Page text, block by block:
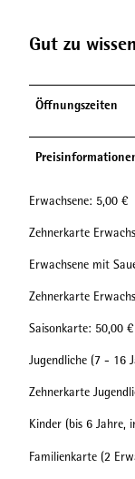
Gut zu wissen
Öffnungszeiten
Erwachsene: 5,00 €
Zehnerkarte
Erwachsene mit
Zehnerkarte
Saisonkarte: 50,00 €
Jugendliche (7 - 16
Zehnerkarte
Kinder (bis 6 Jahre,
Familienkarte (2